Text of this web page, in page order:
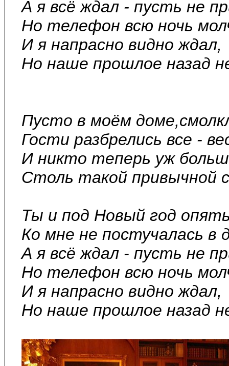
А я всё ждал - пусть не
Но телефон всю ночь
И я напрасно видно ждал,
Но наше прошлое назад
Пусто в моём
Гости разбрелись все -
И никто теперь уж
Столь такой привычной
Ты и под Новый год
Ко мне не постучалась в
А я всё ждал - пусть не
Но телефон всю ночь
И я напрасно видно ждал,
Но наше прошлое назад